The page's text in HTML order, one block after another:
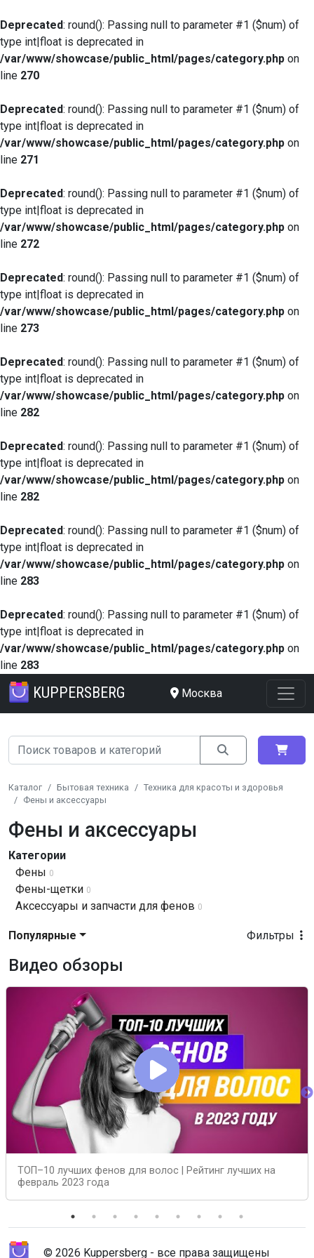
Deprecated: round(): Passing null to parameter #1 ($num) of
type int|float is deprecated in
/var/www/showcase/public_html/pages/category.php on
line 270
Deprecated: round(): Passing null to parameter #1 ($num) of
type int|float is deprecated in
/var/www/showcase/public_html/pages/category.php on
line 271
Deprecated: round(): Passing null to parameter #1 ($num) of
type int|float is deprecated in
/var/www/showcase/public_html/pages/category.php on
line 272
Deprecated: round(): Passing null to parameter #1 ($num) of
type int|float is deprecated in
/var/www/showcase/public_html/pages/category.php on
line 273
Deprecated: round(): Passing null to parameter #1 ($num) of
type int|float is deprecated in
/var/www/showcase/public_html/pages/category.php on
line 282
Deprecated: round(): Passing null to parameter #1 ($num) of
type int|float is deprecated in
/var/www/showcase/public_html/pages/category.php on
line 282
Deprecated: round(): Passing null to parameter #1 ($num) of
type int|float is deprecated in
/var/www/showcase/public_html/pages/category.php on
line 283
Deprecated: round(): Passing null to parameter #1 ($num) of
type int|float is deprecated in
/var/www/showcase/public_html/pages/category.php on
line 283
KUPPERSBERG Москва
Каталог Бытовая техника
Техника для красоты и здоровья
Фены и аксессуары
Фены и аксессуары
Категории
Фены 0
Фены-щетки 0
Аксессуары и запчасти для фенов 0
Фильтры
Популярные
Видео обзоры
ТОП–10 лучших фенов для волос | Рейтинг лучших на
февраль 2023 года
© 2026 Kuppersberg - все права защищены